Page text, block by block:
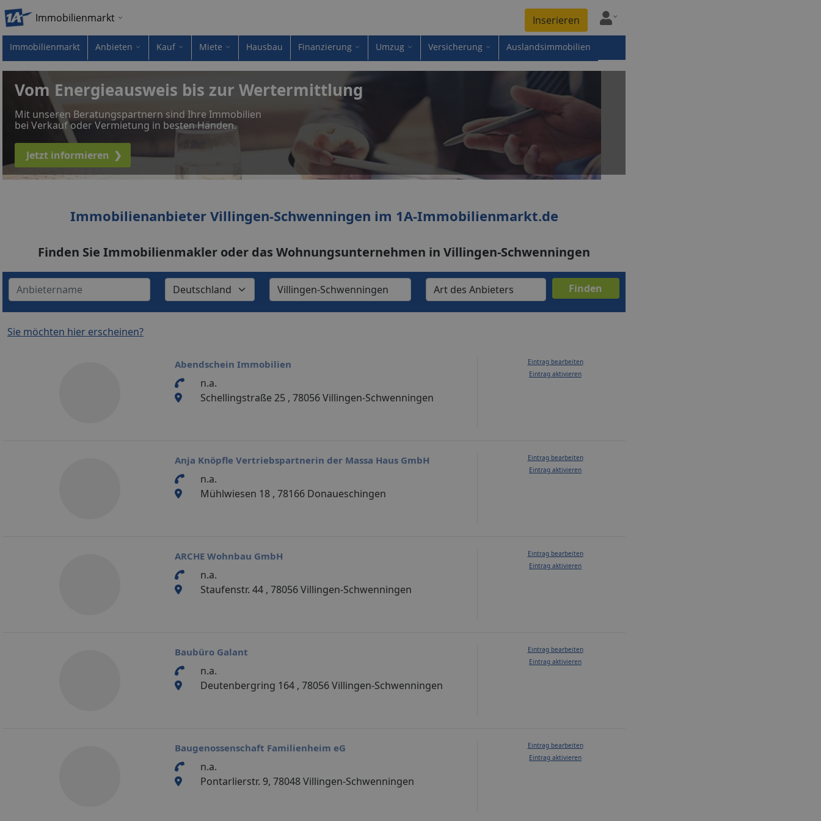
Immobilienmarkt Inserieren
Immobilienmarkt Anbieten Kauf Miete Hausbau Finanzierung Umzug Versicherung Auslandsimmobilien
Vom Energieausweis bis zur Wertermittlung
Mit unseren Beratungspartnern sind Ihre Immobilien
bei Verkauf oder Vermietung in besten Händen.
Jetzt informieren ❯
Immobilienanbieter Villingen-Schwenningen im 1A-Immobilienmarkt.de
Finden Sie Immobilienmakler oder das Wohnungsunternehmen in Villingen-Schwenningen
Sie möchten hier erscheinen?
Abendschein Immobilien
n.a.
Schellingstraße 25 , 78056 Villingen-Schwenningen
Eintrag bearbeiten
Eintrag aktivieren
Anja Knöpfle Vertriebspartnerin der Massa Haus GmbH
n.a.
Mühlwiesen 18 , 78166 Donaueschingen
Eintrag bearbeiten
Eintrag aktivieren
ARCHE Wohnbau GmbH
n.a.
Staufenstr. 44 , 78056 Villingen-Schwenningen
Eintrag bearbeiten
Eintrag aktivieren
Baubüro Galant
n.a.
Deutenbergring 164 , 78056 Villingen-Schwenningen
Eintrag bearbeiten
Eintrag aktivieren
Baugenossenschaft Familienheim eG
n.a.
Pontarlierstr. 9, 78048 Villingen-Schwenningen
Eintrag bearbeiten
Eintrag aktivieren